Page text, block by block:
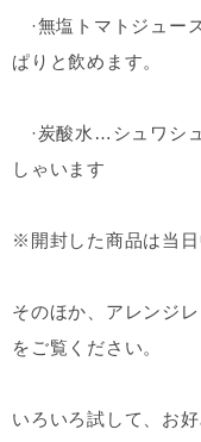
·無塩トマトジュー
ぱりと飲めます。
·炭酸水…シュワシ
しゃいます
※開封した商品は当日
そのほか、アレンジ
をご覧ください。
いろいろ試して、お